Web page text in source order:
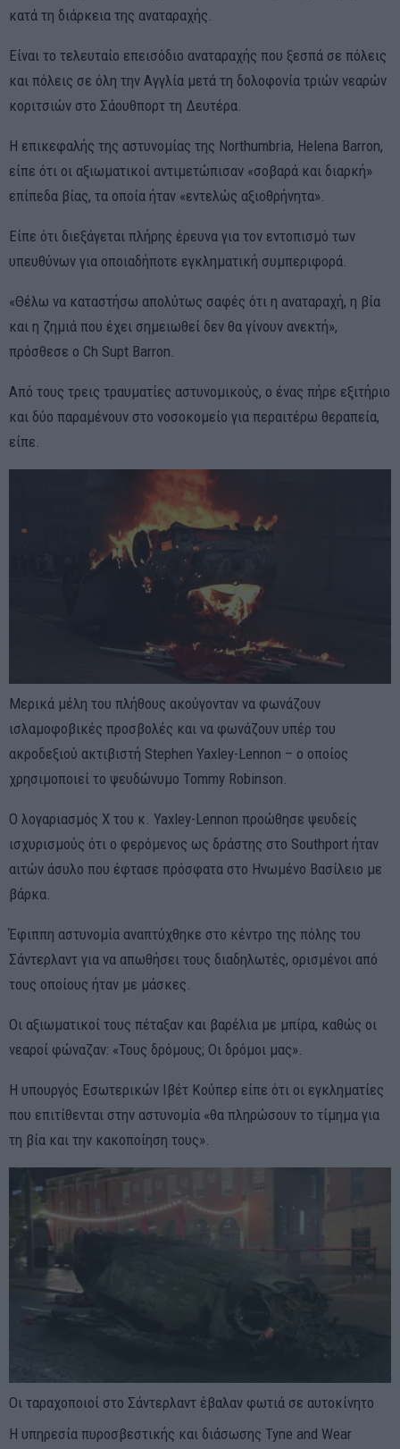
κατά τη διάρκεια της αναταραχής.
Είναι το τελευταίο επεισόδιο αναταραχής που ξεσπά σε πόλεις
και πόλεις σε όλη την Αγγλία μετά τη δολοφονία τριών νεαρών
κοριτσιών στο Σάουθπορτ τη Δευτέρα.
Η επικεφαλής της αστυνομίας της Northumbria, Helena Barron,
είπε ότι οι αξιωματικοί αντιμετώπισαν «σοβαρά και διαρκή»
επίπεδα βίας, τα οποία ήταν «εντελώς αξιοθρήνητα».
Είπε ότι διεξάγεται πλήρης έρευνα για τον εντοπισμό των
υπευθύνων για οποιαδήποτε εγκληματική συμπεριφορά.
«Θέλω να καταστήσω απολύτως σαφές ότι η αναταραχή, η βία
και η ζημιά που έχει σημειωθεί δεν θα γίνουν ανεκτή»,
πρόσθεσε ο Ch Supt Barron.
Από τους τρεις τραυματίες αστυνομικούς, ο ένας πήρε εξιτήριο
και δύο παραμένουν στο νοσοκομείο για περαιτέρω θεραπεία,
είπε.
Μερικά μέλη του πλήθους ακούγονταν να φωνάζουν
ισλαμοφοβικές προσβολές και να φωνάζουν υπέρ του
ακροδεξιού ακτιβιστή Stephen Yaxley-Lennon – ο οποίος
χρησιμοποιεί το ψευδώνυμο Tommy Robinson.
Ο λογαριασμός X του κ. Yaxley-Lennon προώθησε ψευδείς
ισχυρισμούς ότι ο φερόμενος ως δράστης στο Southport ήταν
αιτών άσυλο που έφτασε πρόσφατα στο Ηνωμένο Βασίλειο με
βάρκα.
Έφιππη αστυνομία αναπτύχθηκε στο κέντρο της πόλης του
Σάντερλαντ για να απωθήσει τους διαδηλωτές, ορισμένοι από
τους οποίους ήταν με μάσκες.
Οι αξιωματικοί τους πέταξαν και βαρέλια με μπίρα, καθώς οι
νεαροί φώναζαν: «Τους δρόμους; Οι δρόμοι μας».
Η υπουργός Εσωτερικών Ιβέτ Κούπερ είπε ότι οι εγκληματίες
που επιτίθενται στην αστυνομία «θα πληρώσουν το τίμημα για
τη βία και την κακοποίηση τους».
Οι ταραχοποιοί στο Σάντερλαντ έβαλαν φωτιά σε αυτοκίνητο
Η υπηρεσία πυροσβεστικής και διάσωσης Tyne and Wear